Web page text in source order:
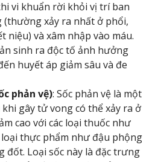
vi khuẩn rời khỏi vị trí ban
(thường xảy ra nhất ở phổi,
niệu) và xâm nhập vào máu.
sinh ra độc tố ảnh hưởng
huyết áp giảm sâu và đe
phản vệ): Sốc phản vệ là một
gây tử vong có thể xảy ra ở
cao với các loại thuốc như
thực phẩm như đậu phộng
đốt. Loại sốc này là đặc trưng